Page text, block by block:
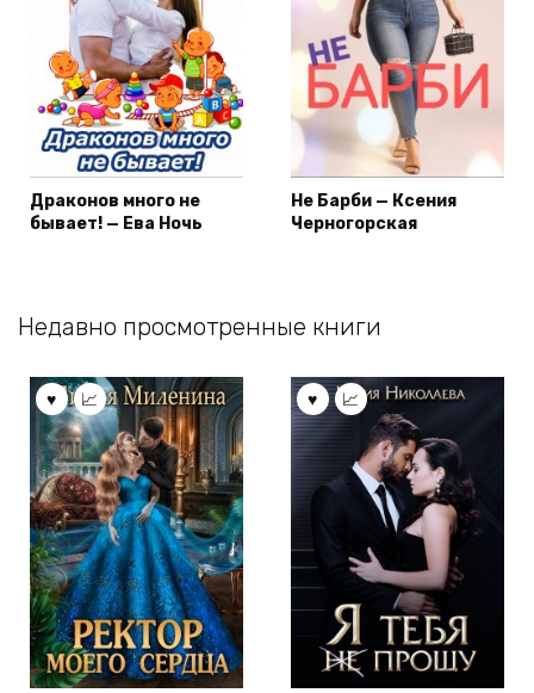
Драконов много не
бывает! — Ева Ночь
Не Барби — Ксения
Черногорская
Недавно просмотренные книги